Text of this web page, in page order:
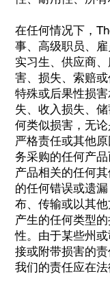
在任何情况下，
事、高级职员、
实习生、供应商
害、损失、索赔
特殊或后果性损
失、收入损失、
何类似损害，无
严格责任或其他
务采购的任何产
产品相关的任何
的任何错误或遗
布、传输或以其
产生的任何类型
性。由于某些州
接或附带损害的
我们的责任应在